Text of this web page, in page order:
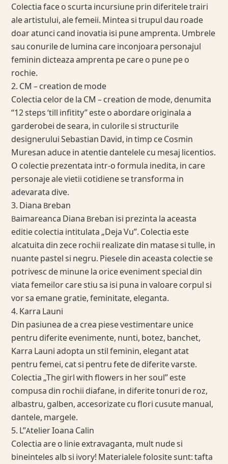
Colectia face o scurta incursiune prin diferitele trairi
ale artistului, ale femeii. Mintea si trupul dau roade
doar atunci cand inovatia isi pune amprenta. Umbrele
sau conurile de lumina care inconjoara personajul
feminin dicteaza amprenta pe care o pune pe o
rochie.
2. CM – creation de mode
Colectia celor de la CM – creation de mode, denumita
“12 steps ‘till infitity” este o abordare originala a
garderobei de seara, in culorile si structurile
designerului Sebastian David, in timp ce Cosmin
Muresan aduce in atentie dantelele cu mesaj licentios.
O colectie prezentata intr-o formula inedita, in care
personaje ale vietii cotidiene se transforma in
adevarata dive.
3. Diana Breban
Baimareanca Diana Breban isi prezinta la aceasta
editie colectia intitulata „Deja Vu”. Colectia este
alcatuita din zece rochii realizate din matase si tulle, in
nuante pastel si negru. Piesele din aceasta colectie se
potrivesc de minune la orice eveniment special din
viata femeilor care stiu sa isi puna in valoare corpul si
vor sa emane gratie, feminitate, eleganta.
4. Karra Launi
Din pasiunea de a crea piese vestimentare unice
pentru diferite evenimente, nunti, botez, banchet,
Karra Launi adopta un stil feminin, elegant atat
pentru femei, cat si pentru fete de diferite varste.
Colectia „The girl with flowers in her soul” este
compusa din rochii diafane, in diferite tonuri de roz,
albastru, galben, accesorizate cu flori cusute manual,
dantele, margele.
5. L”Atelier Ioana Calin
Colectia are o linie extravaganta, mult nude si
bineinteles alb si ivory! Materialele folosite sunt: tafta